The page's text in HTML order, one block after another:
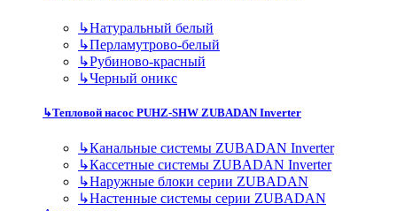
↳Натуральный белый
↳Перламутрово-белый
↳Рубиново-красный
↳Черный оникс
↳Тепловой насос PUHZ-SHW ZUBADAN Inverter
↳Канальные системы ZUBADAN Inverter
↳Кассетные системы ZUBADAN Inverter
↳Наружные блоки серии ZUBADAN
↳Настенные системы серии ZUBADAN